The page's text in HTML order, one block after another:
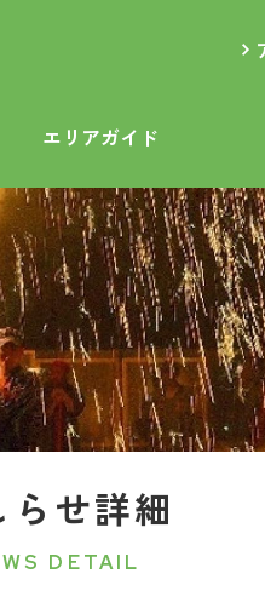
エリアガイド
らせ詳細
DETAIL